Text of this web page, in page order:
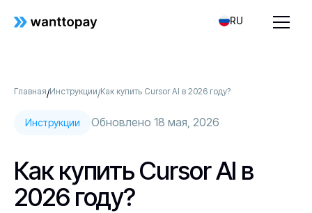
RU
Главная/Инструкции/Как купить Cursor AI в 2026 году?
Инструкции Обновлено 18 мая, 2026
Как купить Cursor AI в
2026 году?